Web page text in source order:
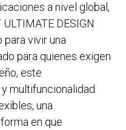
a nivel global,
DESIGN
vivir una
para quienes exigen
este
multifuncionalidad
una
en que